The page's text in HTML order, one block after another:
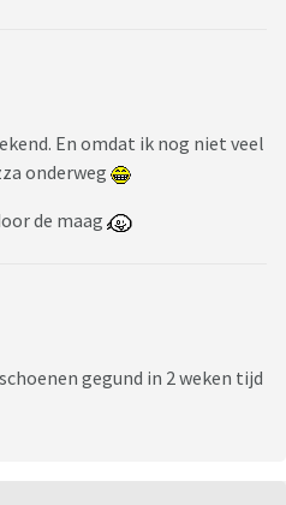
En omdat ik nog niet veel
onderweg
de maag
gegund in 2 weken tijd